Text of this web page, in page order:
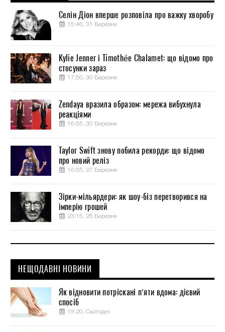
Селін Діон вперше розповіла про важку хворобу
15:46, 31 Березня
Kylie Jenner і Timothée Chalamet: що відомо про
стосунки зараз
17:50, 30 Березня
Zendaya вразила образом: мережа вибухнула
реакціями
16:55, 30 Березня
Taylor Swift знову побила рекорди: що відомо
про новий реліз
16:55, 27 Березня
Зірки-мільярдери: як шоу-біз перетворився на
імперію грошей
23:15, 25 Березня
НЕЩОДАВНІ НОВИНИ
Як відновити потріскані п’яти вдома: дієвий
спосіб
19:20, Сьогодні